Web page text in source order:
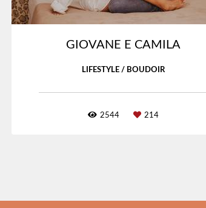
GIOVANE E CAMILA
LIFESTYLE / BOUDOIR
2544 214